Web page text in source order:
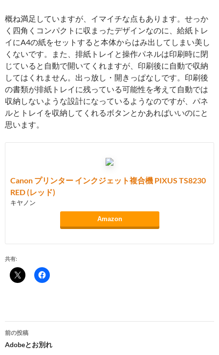
概ね満足していますが、イマイチな点もあります。せっか
く四角くコンパクトに収まったデザインなのに、給紙トレ
イにA4の紙をセットすると本体からはみ出してしまい美し
くないです。また、排紙トレイと操作パネルは印刷時に閉
じていると自動で開いてくれますが、印刷後に自動で収納
してはくれません。出っ放し・開きっぱなしです。印刷後
の書類が排紙トレイに残っている可能性を考えて自動では
収納しないような設計になっているようなのですが、パネ
ルとトレイを収納してくれるボタンとかあればいいのにと
思います。
Canon プリンター インクジェット複合機 PIXUS TS8230
RED (レッド)
キヤノン
Amazon
共有:
投
稿
前の投稿
Adobeとお別れ